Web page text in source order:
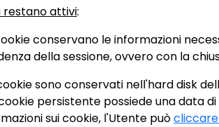
restano attivi:
conservano le informazioni
della sessione, ovvero con la
sono conservati nell'hard disk
persistente possiede una data
sui cookie, l'Utente può